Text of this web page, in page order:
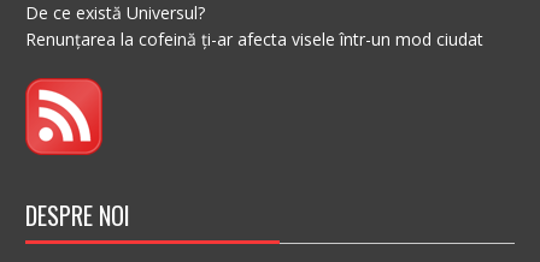
De ce există Universul?
Renunțarea la cofeină ți-ar afecta visele într-un mod ciudat
DESPRE NOI